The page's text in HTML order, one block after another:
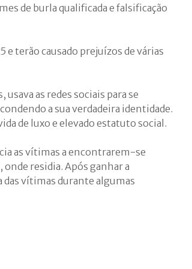
de burla qualificada e falsificação
terão causado prejuízos de várias
as redes sociais para se
a sua verdadeira identidade.
de luxo e elevado estatuto social.
as vítimas a encontrarem-se
residia. Após ganhar a
das vítimas durante algumas